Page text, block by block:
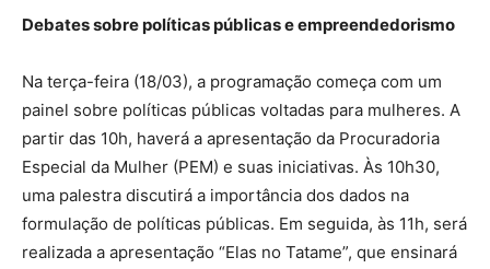
Debates sobre políticas públicas e empreendedorismo
Na terça-feira (18/03), a programação começa com um
painel sobre políticas públicas voltadas para mulheres. A
partir das 10h, haverá a apresentação da Procuradoria
Especial da Mulher (PEM) e suas iniciativas. Às 10h30,
uma palestra discutirá a importância dos dados na
formulação de políticas públicas. Em seguida, às 11h, será
realizada a apresentação “Elas no Tatame”, que ensinará